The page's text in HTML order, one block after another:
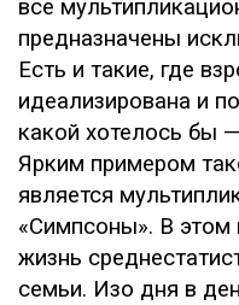
все
предназначены
Есть и такие, где
идеализирована и
какой хотелось бы
Ярким примером
является
«Симпсоны». В этом
жизнь
семьи. Изо дня в